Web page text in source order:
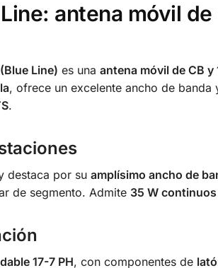
antena móvil
Line) es una antena móvil de CB y
, ofrece un excelente ancho de banda
.
destaca por su amplísimo ancho de
de segmento. Admite 35 W
17-7 PH, con componentes de